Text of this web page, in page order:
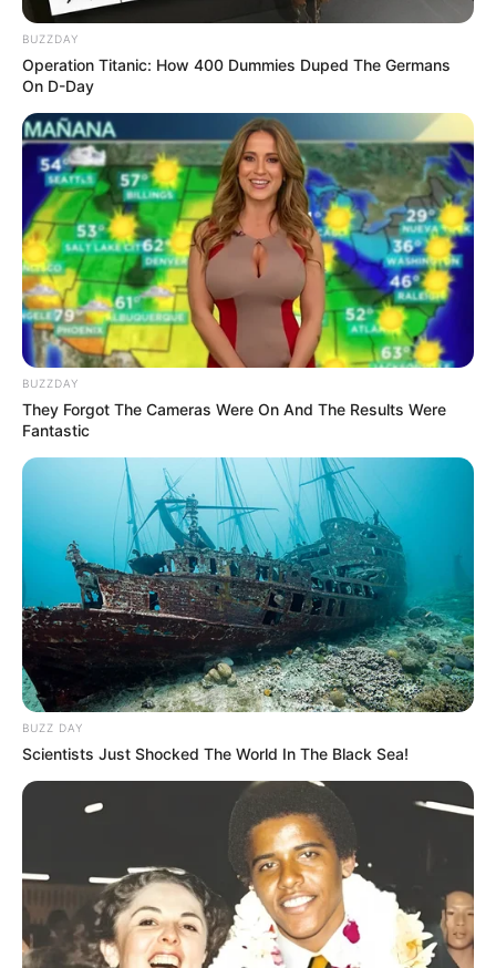
Ambyar! 10 Kalimat Baper
Pakai Bahasa Jawa Ini Bikin
Galau Abis
Fail! 10 Potret Makanan Gagal
Dimasak yang Bikin Kamu
Nggak Selera
10 Pose Manekin Anti
Mainstream yang Konyol
Banget
8 Kata Lucu Seputar Malam
Minggu ala Jomblo yang Bikin
BUZZDAY
Operation Titanic: How 400 Dummies Duped The Germans
On D-Day
BUZZDAY
They Forgot The Cameras Were On And The Results Were
Fantastic
BUZZ DAY
Scientists Just Shocked The World In The Black Sea!